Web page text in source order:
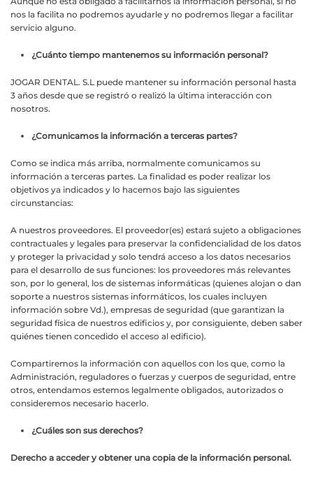
nos la facilita no podremos ayudarle y no podremos llegar a facilitar
servicio alguno.
¿Cuánto tiempo mantenemos su información personal?
JOGAR DENTAL. S.L puede mantener su información personal hasta
3 años desde que se registró o realizó la última interacción con
nosotros.
¿Comunicamos la información a terceras partes?
Como se indica más arriba, normalmente comunicamos su
información a terceras partes. La finalidad es poder realizar los
objetivos ya indicados y lo hacemos bajo las siguientes
circunstancias:
A nuestros proveedores. El proveedor(es) estará sujeto a obligaciones
contractuales y legales para preservar la confidencialidad de los datos
y proteger la privacidad y solo tendrá acceso a los datos necesarios
para el desarrollo de sus funciones: los proveedores más relevantes
son, por lo general, los de sistemas informáticas (quienes alojan o dan
soporte a nuestros sistemas informáticos, los cuales incluyen
información sobre Vd.), empresas de seguridad (que garantizan la
seguridad física de nuestros edificios y, por consiguiente, deben saber
quiénes tienen concedido el acceso al edificio).
Compartiremos la información con aquellos con los que, como la
Administración, reguladores o fuerzas y cuerpos de seguridad, entre
otros, entendamos estemos legalmente obligados, autorizados o
consideremos necesario hacerlo.
¿Cuáles son sus derechos?
Derecho a acceder y obtener una copia de la información personal.